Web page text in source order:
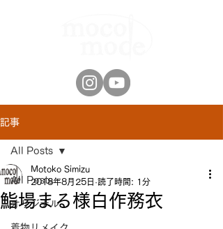
記事
All Posts
オリジナル
All Posts
鮨場まる様白作務衣
Motoko Simizu
2018年8月25日 読了時間: 1分